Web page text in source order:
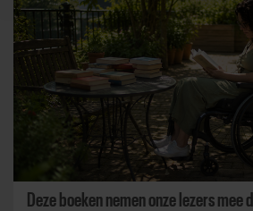
Deze boeken nemen onze lezers mee